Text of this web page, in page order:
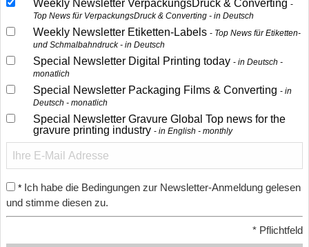
Weekly Newsletter VerpackungsDruck & Converting
Top News für VerpackungsDruck & Converting - in Deutsch
Weekly Newsletter Etiketten-Labels
Top News für Etiketten-
und Schmalbahndruck - in Deutsch
Special Newsletter Digital Printing today
in Deutsch -
monatlich
Special Newsletter Packaging Films & Converting
in
Deutsch - monatlich
Special Newsletter Gravure Global Top news for the
gravure printing industry
in English - monthly
* Ich habe die Bedingungen zur Newsletter-Anmeldung gelesen
und stimme diesen zu.
* Pflichtfeld